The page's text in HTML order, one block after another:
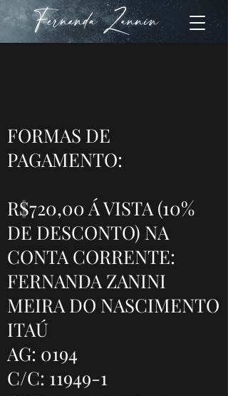
FORMAS DE
PAGAMENTO:​
R$720,00 Á VISTA (10%
DE DESCONTO) NA
CONTA CORRENTE:
FERNANDA ZANINI
MEIRA DO NASCIMENTO
ITAÚ
AG: 0194
C/C: 11949-1